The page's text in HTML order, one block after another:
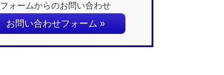
フォームからのお問い合わせ
お問い合わせフォーム »